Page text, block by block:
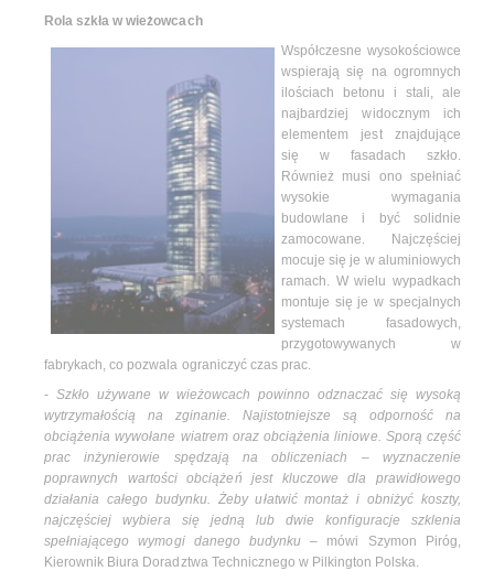
Rola szkła w wieżowcach
Współczesne wysokościowce
wspierają się na ogromnych
ilościach betonu i stali, ale
najbardziej widocznym ich
elementem jest znajdujące
się w fasadach szkło.
Również musi ono spełniać
wysokie wymagania
budowlane i być solidnie
zamocowane. Najczęściej
mocuje się je w aluminiowych
ramach. W wielu wypadkach
montuje się je w specjalnych
systemach fasadowych,
przygotowywanych w
fabrykach, co pozwala ograniczyć czas prac.
- Szkło używane w wieżowcach powinno odznaczać się wysoką
wytrzymałością na zginanie. Najistotniejsze są odporność na
obciążenia wywołane wiatrem oraz obciążenia liniowe. Sporą część
prac inżynierowie spędzają na obliczeniach – wyznaczenie
poprawnych wartości obciążeń jest kluczowe dla prawidłowego
działania całego budynku. Żeby ułatwić montaż i obniżyć koszty,
najczęściej wybiera się jedną lub dwie konfiguracje szklenia
spełniającego wymogi danego budynku – mówi Szymon Piróg,
Kierownik Biura Doradztwa Technicznego w Pilkington Polska.